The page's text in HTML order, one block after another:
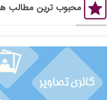
محبوب ترین مطالب